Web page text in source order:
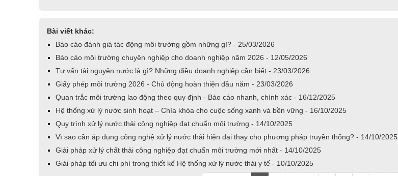
Bài viết khác:
Báo cáo đánh giá tác động môi trường gồm những gì? - 25/03/2026
Báo cáo môi trường chuyên nghiệp cho doanh nghiệp năm 2026 - 12/05/2026
Tư vấn tài nguyên nước là gì? Những điều doanh nghiệp cần biết - 23/03/2026
Giấy phép môi trường 2026 - Chủ động hoàn thiện đầu năm - 23/03/2026
Quan trắc môi trường lao động theo quy định - Báo cáo nhanh, chính xác - 16/12/2025
Hệ thống xử lý nước sinh hoạt – Chìa khóa cho cuộc sống xanh và bền vững - 16/10/2025
Quy trình xử lý nước thải công nghiệp đạt chuẩn môi trường - 14/10/2025
Vì sao cần áp dụng công nghệ xử lý nước thải hiện đại thay cho phương pháp truyền thống? - 14/10/2025
Giải pháp xử lý chất thải công nghiệp đạt chuẩn môi trường mới nhất - 14/10/2025
Giải pháp tối ưu chi phí trong thiết kế Hệ thống xử lý nước thải y tế - 10/10/2025